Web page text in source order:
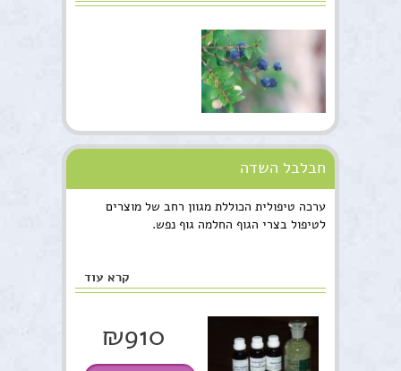
חבלבל השדה
ערכה טיפולית הכוללת מגוון רחב של מוצרים
לטיפול בצרי הגוף החלמה גוף נפש.
קרא עוד
₪910